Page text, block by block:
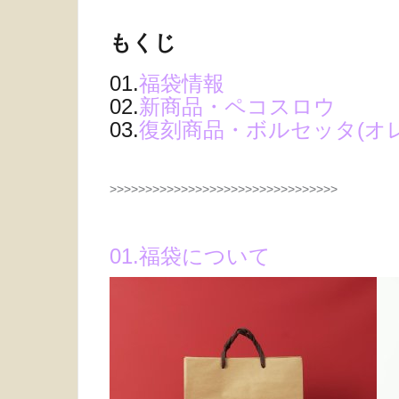
もくじ
01.福袋情報
02.新商品・ペコスロウ
03.復刻商品・ボルセッタ(オ
>>>>>>>>>>>>>>>>>>>>>>>>>>>>>>>>
01.福袋について